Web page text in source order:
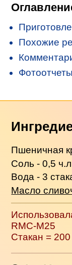
Похожие
Фотоотчеты
Пшеничная
Соль - 0,5
Вода - 3
Масло
RMC-M25
Стакан =